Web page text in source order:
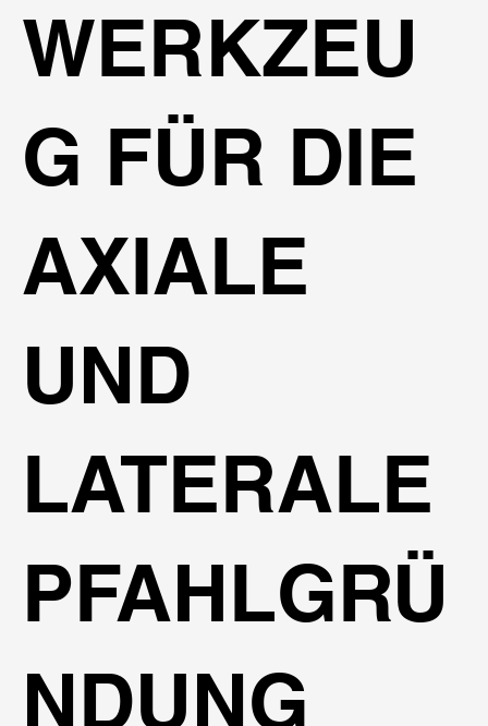
WERKZEU
G FÜR DIE
AXIALE
UND
LATERALE
PFAHLGRÜ
NDUNG